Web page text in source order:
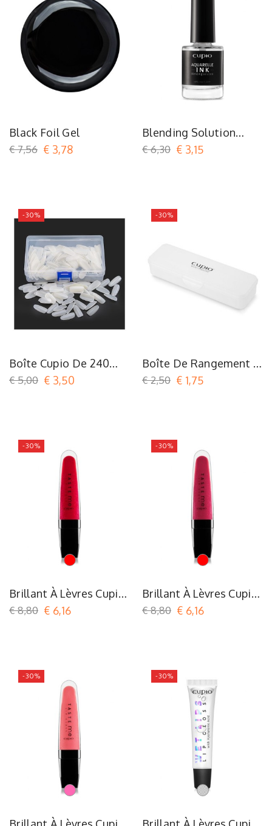
Black Foil Gel
€ 7,56 € 3,78
Blending Solution
Aquarelle Ink
€ 6,30 € 3,15
-30%
Boîte Cupio De 240
Capsules Naturelles
Pour Nail Art
€ 5,00 € 3,50
-30%
Boîte De Rangement À
Deux Niveaux
€ 2,50 € 1,75
-30%
Brillant À Lèvres Cupio
Taste Me - Extra
Strawberry
€ 8,80 € 6,16
Rood
-30%
Brillant À Lèvres Cupio
Taste Me - Grape
€ 8,80 € 6,16
Rood
-30%
Roze
-30%
Transparent